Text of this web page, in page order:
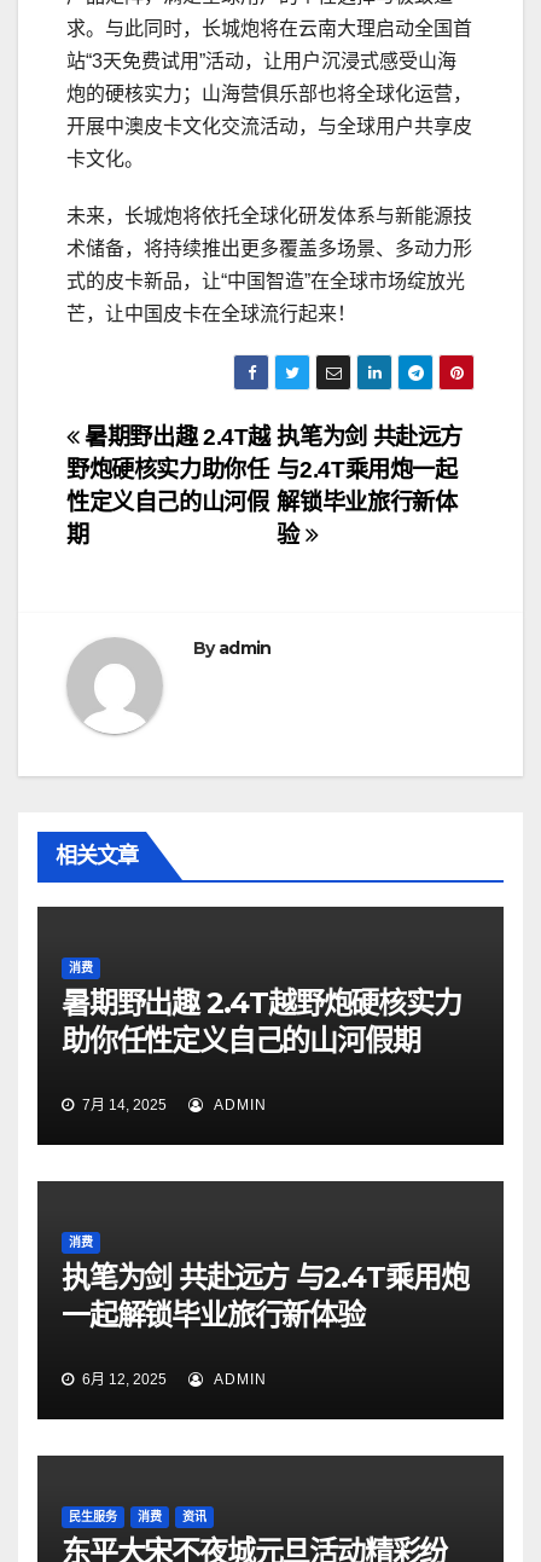
求。与此同时，长城炮将在云南大理启动全国首
站“3天免费试用”活动，让用户沉浸式感受山海
炮的硬核实力；山海营俱乐部也将全球化运营，
开展中澳皮卡文化交流活动，与全球用户共享皮
卡文化。
未来，长城炮将依托全球化研发体系与新能源技
术储备，将持续推出更多覆盖多场景、多动力形
式的皮卡新品，让“中国智造”在全球市场绽放光
芒，让中国皮卡在全球流行起来！
文
章
导
执笔为剑 共赴远方
与2.4T乘用炮一起
解锁毕业旅行新体
验
暑期野出趣 2.4T越
野炮硬核实力助你任
性定义自己的山河假
期
Byadmin
相关文章
消费
暑期野出趣 2.4T越野炮硬核实力
助你任性定义自己的山河假期
7月 14, 2025 ADMIN
消费
执笔为剑 共赴远方 与2.4T乘用炮
一起解锁毕业旅行新体验
6月 12, 2025 ADMIN
民生服务 消费 资讯
东平大宋不夜城元旦活动精彩纷